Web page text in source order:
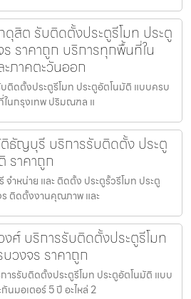
สิต รับติดตั้งประตูรีโมท ประตู
ราคาถูก บริการทุกพื้นที่ใน
ภาคตะวันออก
ติดตั้งประตูรีโมท ประตูอัตโนมัติ แบบครบ
นกรุงเทพ ปริมณฑล แ
ธัญบุรี บริการรับติดตั้ง ประตู
ราคาถูก
หน่าย และ ติดตั้ง ประตูรั้วรีโมท ประตู
ติดตั้งงานคุณภาพ และ
ศ์ บริการรับติดตั้งประตูรีโมท
วงจร ราคาถูก
ารรับติดตั้งประตูรีโมท ประตูอัตโนมัติ แบบ
นมอเตอร์ 5 ปี อะไหล่ 2